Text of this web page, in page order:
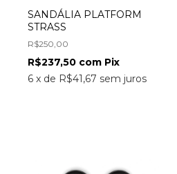
SANDÁLIA PLATFORM
STRASS
R$250,00
6 x de R$41,67 sem juros
R$237,50 com Pix